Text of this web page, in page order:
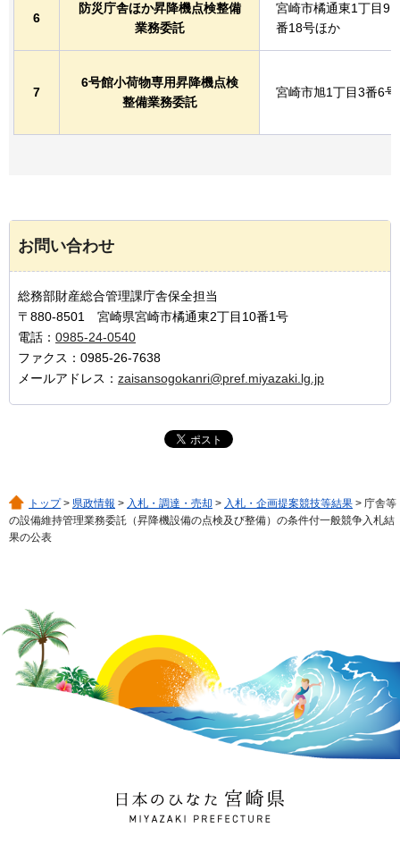
6
防災庁舎ほか昇降機点検整備
業務委託
宮崎市橘通東1丁目9
番18号ほか
7
6号館小荷物専用昇降機点検
整備業務委託
宮崎市旭1丁目3番6号
お問い合わせ
総務部財産総合管理課庁舎保全担当
〒880-8501 宮崎県宮崎市橘通東2丁目10番1号
電話： 0985-24-0540
ファクス：0985-26-7638
メールアドレス： zaisansogokanri@pref.miyazaki.lg.jp
トップ> 県政情報 > 入札・調達・売却 > 入札・企画提案競技等結果 > 庁舎等
の設備維持管理業務委託（昇降機設備の点検及び整備）の条件付一般競争入札結
果の公表
日本のひなた 宮崎県
MIYAZAKI PREFECTURE